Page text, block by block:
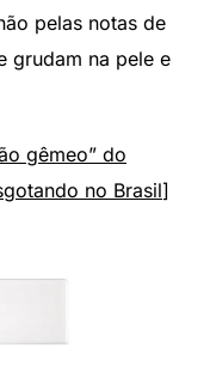
pelas notas de
grudam na pele e
gêmeo” do
no Brasil]